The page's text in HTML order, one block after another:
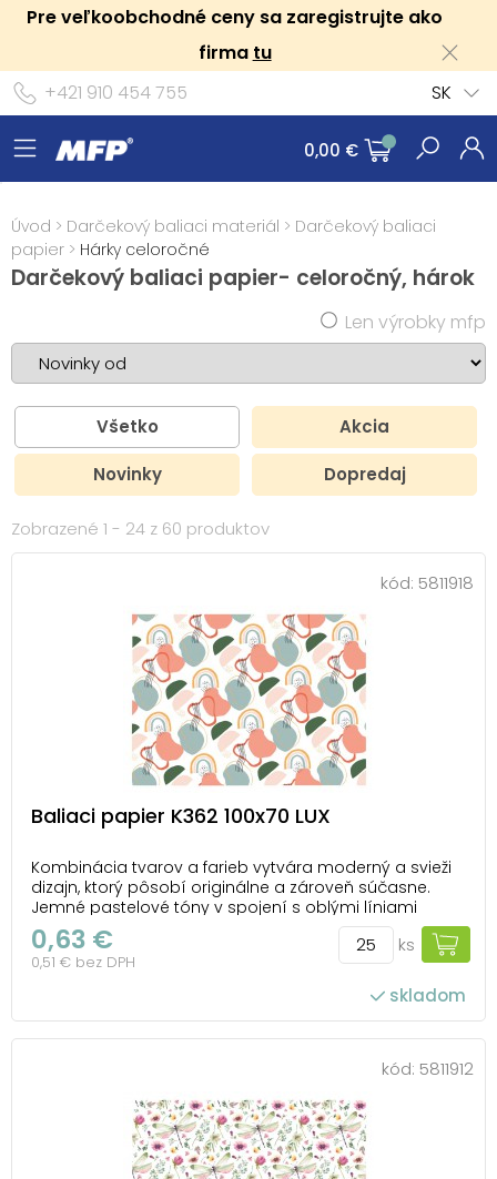
Pre veľkoobchodné ceny sa zaregistrujte ako
firma tu
+421 910 454 755
SK
0,00 €
Úvod > Darčekový baliaci materiál > Darčekový baliaci
papier > Hárky celoročné
Darčekový baliaci papier- celoročný, hárok
Len výrobky mfp
Všetko Akcia
Novinky Dopredaj
Zobrazené 1 - 24 z 60 produktov
kód: 5811918
Baliaci papier K362 100x70 LUX
Kombinácia tvarov a farieb vytvára moderný a svieži
dizajn, ktorý pôsobí originálne a zároveň súčasne.
Jemné pastelové tóny v spojení s oblými líniami
dodávajú baleniu uvoľnený a kreatívny výraz.
Celoročný baliaci papier LUX osloví každého, kto má
rád netradičný štýl a chce darovať darček s osobi...
0,63 €
0,51 € bez DPH
ks
skladom
kód: 5811912